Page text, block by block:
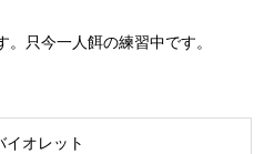
只今一人餌の練習中です。
イオレット